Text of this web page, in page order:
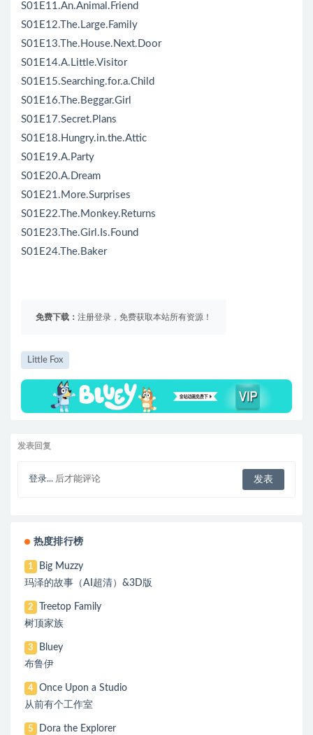
S01E11.An.Animal.Friend
S01E12.The.Large.Family
S01E13.The.House.Next.Door
S01E14.A.Little.Visitor
S01E15.Searching.for.a.Child
S01E16.The.Beggar.Girl
S01E17.Secret.Plans
S01E18.Hungry.in.the.Attic
S01E19.A.Party
S01E20.A.Dream
S01E21.More.Surprises
S01E22.The.Monkey.Returns
S01E23.The.Girl.Is.Found
S01E24.The.Baker
免费下载： 注册登录，免费获取本站所有资源！
Little Fox
发表回复
登录... 后才能评论
热度排行榜
1
Big Muzzy
玛泽的故事（AI超清）&3D版
2
Treetop Family
树顶家族
3
Bluey
布鲁伊
4
Once Upon a Studio
从前有个工作室
5
Dora the Explorer